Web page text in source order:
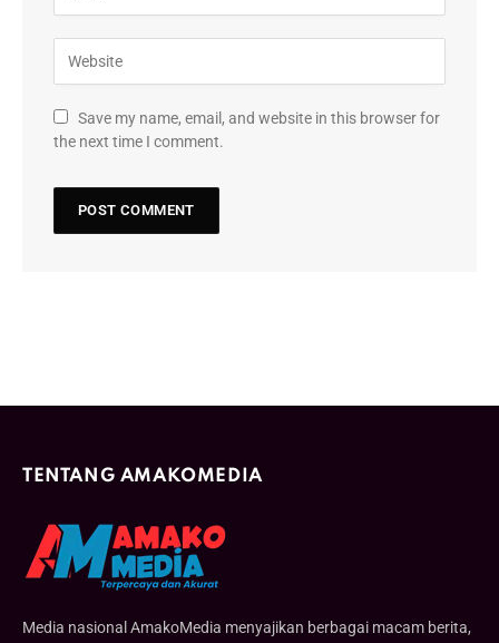
Save my name, email, and website in this browser for
the next time I comment.
TENTANG AMAKOMEDIA
Media nasional AmakoMedia menyajikan berbagai macam berita,